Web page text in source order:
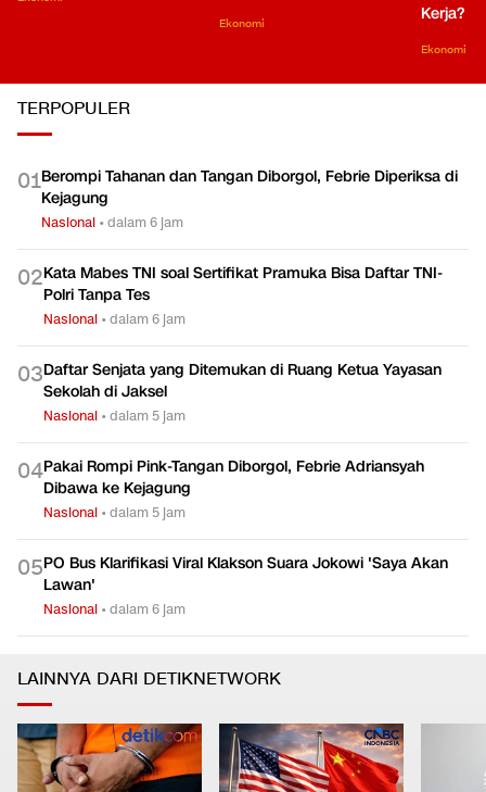
Ekonomi
Kerja?
Ekonomi
TERPOPULER
01Berompi Tahanan dan Tangan Diborgol, Febrie Diperiksa di
Kejagung
Nasional •dalam 6 jam
02Kata Mabes TNI soal Sertifikat Pramuka Bisa Daftar TNI-
Polri Tanpa Tes
Nasional •dalam 6 jam
03Daftar Senjata yang Ditemukan di Ruang Ketua Yayasan
Sekolah di Jaksel
Nasional •dalam 5 jam
04Pakai Rompi Pink-Tangan Diborgol, Febrie Adriansyah
Dibawa ke Kejagung
Nasional •dalam 5 jam
05PO Bus Klarifikasi Viral Klakson Suara Jokowi 'Saya Akan
Lawan'
Nasional •dalam 6 jam
LAINNYA DARI DETIKNETWORK